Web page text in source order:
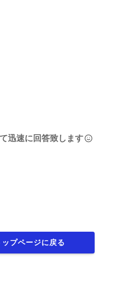
迅速に回答致します
ップページに戻る